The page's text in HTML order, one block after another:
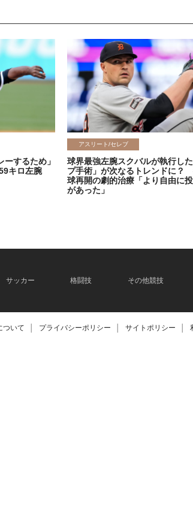
するため」
キロ左腕
アスリート/セレブ
球界最強左腕スクバルが執行し
プ手術」が次なるトレンドに？
球再開の劇的治療「より自由に
があった」
サッカー 格闘技 その他競技
ついて プライバシーポリシー サイトポリシー